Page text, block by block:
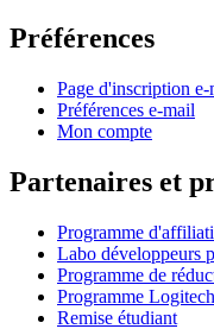
Préférences
Page d'inscription e-
Préférences e-mail
Mon compte
Partenaires et
Programme
Labo développeurs
Programme de
Programme
Remise étudiant